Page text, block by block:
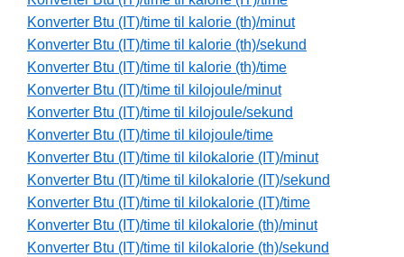
Konverter Btu (IT)/time til kalorie (th)/minut
Konverter Btu (IT)/time til kalorie (th)/sekund
Konverter Btu (IT)/time til kalorie (th)/time
Konverter Btu (IT)/time til kilojoule/minut
Konverter Btu (IT)/time til kilojoule/sekund
Konverter Btu (IT)/time til kilojoule/time
Konverter Btu (IT)/time til kilokalorie (IT)/minut
Konverter Btu (IT)/time til kilokalorie (IT)/sekund
Konverter Btu (IT)/time til kilokalorie (IT)/time
Konverter Btu (IT)/time til kilokalorie (th)/minut
Konverter Btu (IT)/time til kilokalorie (th)/sekund